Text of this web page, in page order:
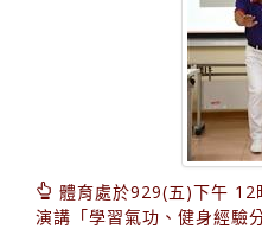
體育處於929(五)下午 12
演講「學習氣功、健身經驗